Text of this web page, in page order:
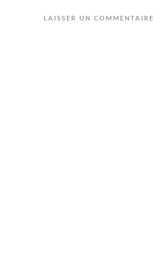
LAISSER UN COMMENTAIRE